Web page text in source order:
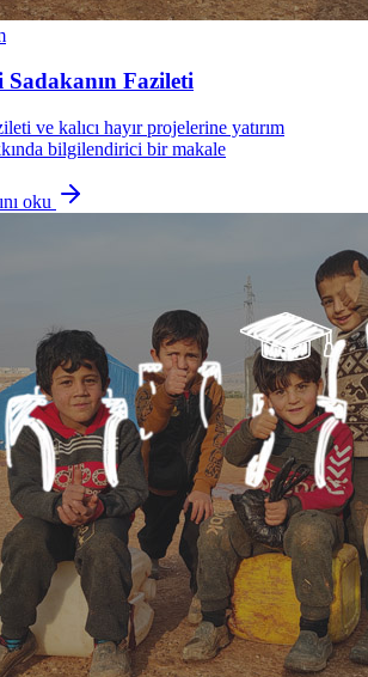
Fazileti
ve kalıcı hayır projelerine yatırım
bilgilendirici bir makale
oku